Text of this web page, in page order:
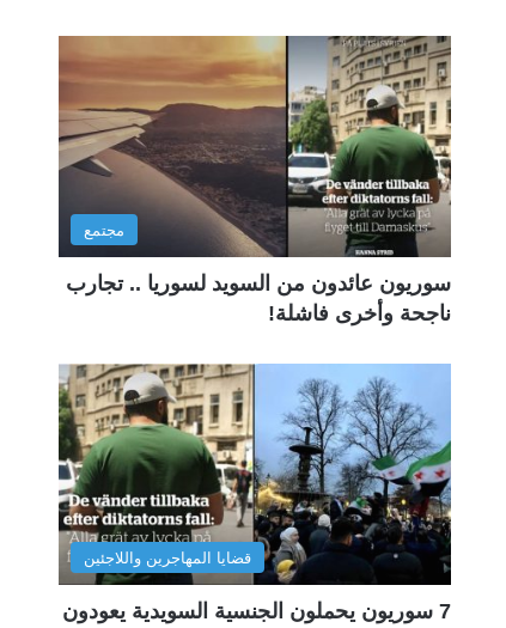
مجتمع
سوريون عائدون من السويد لسوريا .. تجارب
ناجحة وأخرى فاشلة!
قضايا المهاجرين واللاجئين
7 سوريون يحملون الجنسية السويدية يعودون